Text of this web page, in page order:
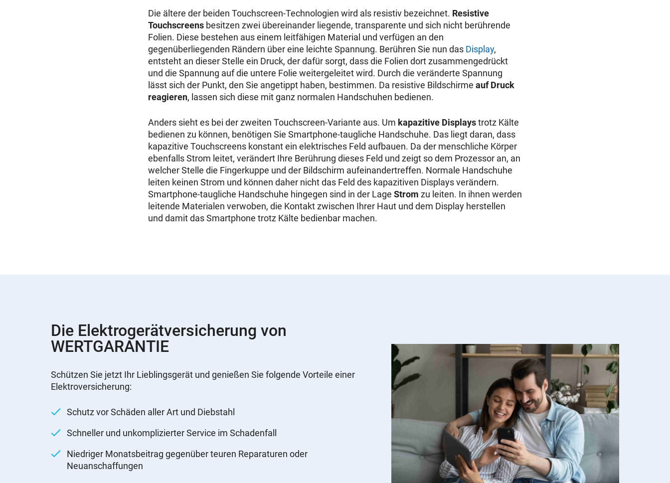
Die ältere der beiden Touchscreen-Technologien wird als resistiv bezeichnet. Resistive
Touchscreens besitzen zwei übereinander liegende, transparente und sich nicht berührende
Folien. Diese bestehen aus einem leitfähigen Material und verfügen an den
gegenüberliegenden Rändern über eine leichte Spannung. Berühren Sie nun das Display,
entsteht an dieser Stelle ein Druck, der dafür sorgt, dass die Folien dort zusammengedrückt
und die Spannung auf die untere Folie weitergeleitet wird. Durch die veränderte Spannung
lässt sich der Punkt, den Sie angetippt haben, bestimmen. Da resistive Bildschirme auf Druck
reagieren, lassen sich diese mit ganz normalen Handschuhen bedienen.
Anders sieht es bei der zweiten Touchscreen-Variante aus. Um kapazitive Displaystrotz Kälte
bedienen zu können, benötigen Sie Smartphone-taugliche Handschuhe. Das liegt daran, dass
kapazitive Touchscreens konstant ein elektrisches Feld aufbauen. Da der menschliche Körper
ebenfalls Strom leitet, verändert Ihre Berührung dieses Feld und zeigt so dem Prozessor an, an
welcher Stelle die Fingerkuppe und der Bildschirm aufeinandertreffen. Normale Handschuhe
leiten keinen Strom und können daher nicht das Feld des kapazitiven Displays verändern.
Smartphone-taugliche Handschuhe hingegen sind in der Lage Strom zu leiten. In ihnen werden
leitende Materialen verwoben, die Kontakt zwischen Ihrer Haut und dem Display herstellen
und damit das Smartphone trotz Kälte bedienbar machen.
Die Elektrogerätversicherung von
WERTGARANTIE
Schützen Sie jetzt Ihr Lieblingsgerät und genießen Sie folgende Vorteile einer
Elektroversicherung:
Schutz vor Schäden aller Art und Diebstahl
Schneller und unkomplizierter Service im Schadenfall
Niedriger Monatsbeitrag gegenüber teuren Reparaturen oder
Neuanschaffungen